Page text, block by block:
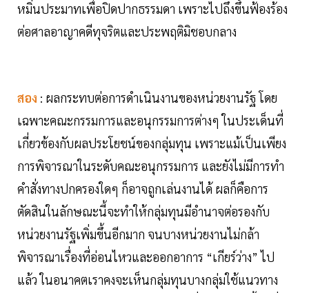
หมิ่นประมาทเพื่อปิดปากธรรมดา เพราะไปถึงขึ้นฟ้องร้อง
ต่อศาลอาญาคดีทุจริตและประพฤติมิชอบกลาง
สอง : ผลกระทบต่อการดำเนินงานของหน่วยงานรัฐ โดย
เฉพาะคณะกรรมการและอนุกรรมการต่างๆ ในประเด็นที่
เกี่ยวข้องกับผลประโยชน์ของกลุ่มทุน เพราะแม้เป็นเพียง
การพิจารณาในระดับคณะอนุกรรมการ และยังไม่มีการทำ
คำสั่งทางปกครองใดๆ ก็อาจถูกเล่นงานได้ ผลก็คือการ
ตัดสินในลักษณะนี้จะทำให้กลุ่มทุนมีอำนาจต่อรองกับ
หน่วยงานรัฐเพิ่มขึ้นอีกมาก จนบางหน่วยงานไม่กล้า
พิจารณาเรื่องที่อ่อนไหวและออกอาการ “เกียร์ว่าง” ไป
แล้ว ในอนาคตเราคงจะเห็นกลุ่มทุนบางกลุ่มใช้แนวทาง